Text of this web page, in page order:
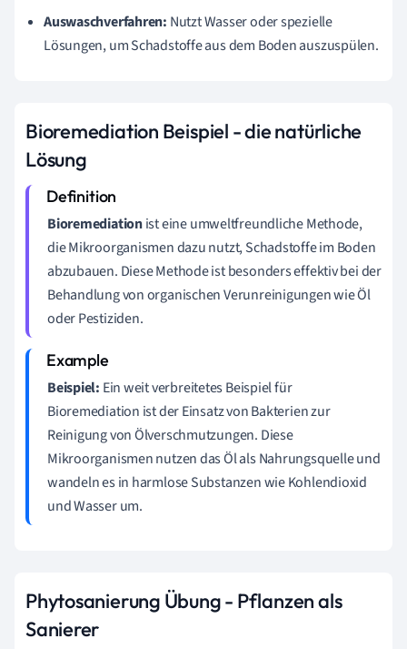
Auswaschverfahren: Nutzt Wasser oder spezielle
Lösungen, um Schadstoffe aus dem Boden auszuspülen.
Bioremediation Beispiel - die natürliche
Lösung
Bioremediationist eine umweltfreundliche Methode,
die Mikroorganismen dazu nutzt, Schadstoffe im Boden
abzubauen. Diese Methode ist besonders effektiv bei der
Behandlung von organischen Verunreinigungen wie Öl
oder Pestiziden.
Beispiel: Ein weit verbreitetes Beispiel für
Bioremediation ist der Einsatz von Bakterien zur
Reinigung von Ölverschmutzungen. Diese
Mikroorganismen nutzen das Öl als Nahrungsquelle und
wandeln es in harmlose Substanzen wie Kohlendioxid
und Wasser um.
Phytosanierung Übung - Pflanzen als
Sanierer